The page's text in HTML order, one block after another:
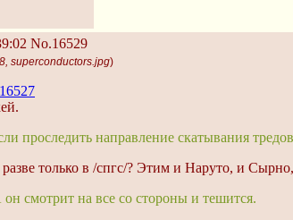
No.16529
superconductors.jpg)
проследить направление скатывания тредов
только в /спгс/? Этим и Наруто, и
смотрит на все со стороны и тешится.